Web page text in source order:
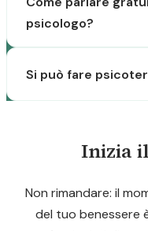
psicologo?
Si può fare
Inizia
Non rimandare: il
del tuo benessere